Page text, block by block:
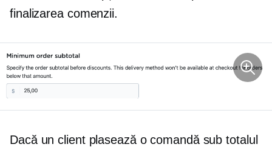
finalizarea comenzii.
Dacă un client plasează o comandă sub totalul